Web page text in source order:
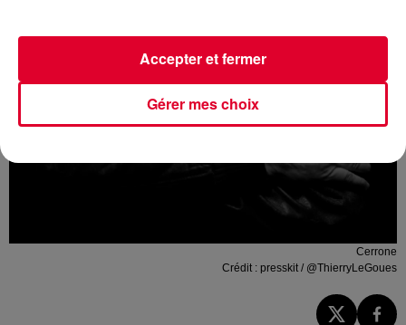
Cerrone
Crédit : presskit / @ThierryLeGoues
Gérer mes choix
Accepter et fermer